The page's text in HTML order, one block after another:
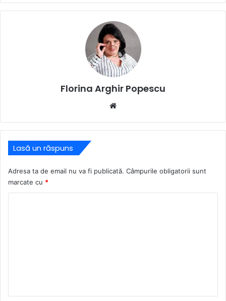
Florina Arghir Popescu
Lasă un răspuns
Adresa ta de email nu va fi publicată. Câmpurile obligatorii sunt
marcate cu *